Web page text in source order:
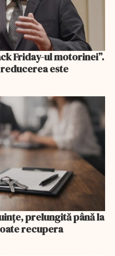
Friday-ul motorinei”.
este
prelungită până la
recupera